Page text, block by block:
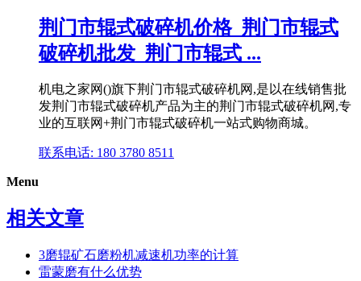
荆门市辊式破碎机价格_荆门市辊式
破碎机批发_荆门市辊式 ...
机电之家网()旗下荆门市辊式破碎机网,是以在线销售批
发荆门市辊式破碎机产品为主的荆门市辊式破碎机网,专
业的互联网+荆门市辊式破碎机一站式购物商城。
联系电话: 180 3780 8511
Menu
相关文章
3磨辊矿石磨粉机减速机功率的计算
雷蒙磨有什么优势